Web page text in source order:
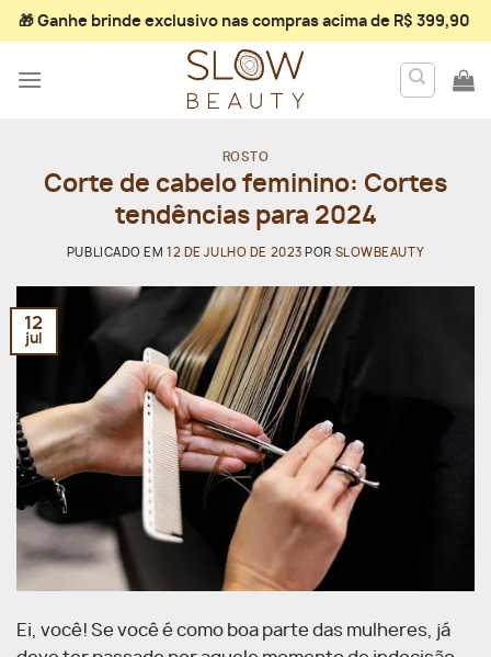
Skip
to
🎁 Ganhe brinde exclusivonas compras acima de R$ 399,90
ROSTO
Corte de cabelo feminino: Cortes
tendências para 2024
PUBLICADO EM12 DE JULHO DE 2023 POR SLOWBEAUTY
12
jul
Ei, você! Se você é como boa parte das mulheres, já